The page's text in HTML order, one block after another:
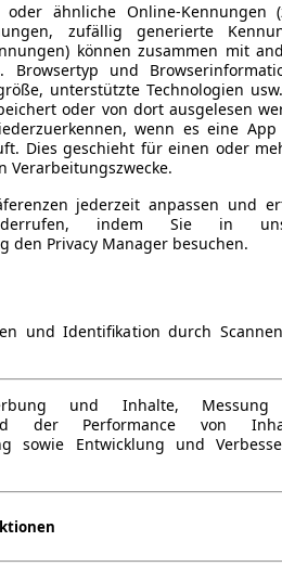
oder ähnliche Online-Kennungen
zufällig generierte
können zusammen mit
Browsertyp und
unterstützte Technologien
oder von dort ausgelesen
wenn es eine App
Dies geschieht für einen oder
jederzeit anpassen und
indem Sie in
den Privacy Manager besuchen.
und Identifikation durch
und Inhalte,
der Performance von
sowie Entwicklung und